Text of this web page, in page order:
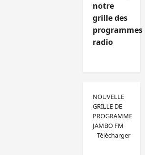
notre
grille des
programmes
radio
NOUVELLE
GRILLE DE
PROGRAMME
JAMBO FM
Télécharger